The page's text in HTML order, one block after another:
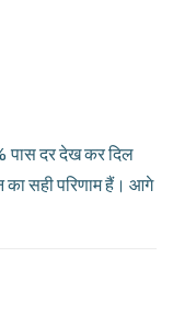
पास दर देख कर दिल
का सही परिणाम हैं। आगे